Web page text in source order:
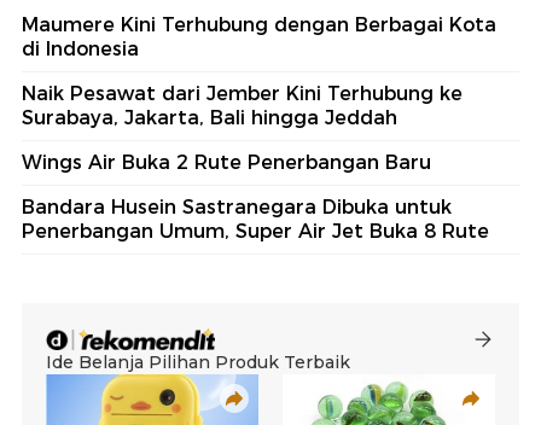
Maumere Kini Terhubung dengan Berbagai Kota
di Indonesia
Naik Pesawat dari Jember Kini Terhubung ke
Surabaya, Jakarta, Bali hingga Jeddah
Wings Air Buka 2 Rute Penerbangan Baru
Bandara Husein Sastranegara Dibuka untuk
Penerbangan Umum, Super Air Jet Buka 8 Rute